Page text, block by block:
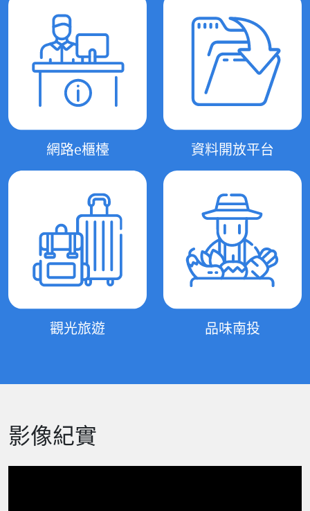
網路e櫃檯 資料開放平台
觀光旅遊 品味南投
影像紀實